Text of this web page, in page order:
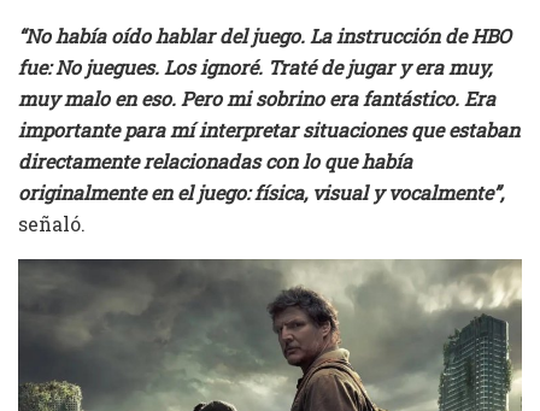
“No había oído hablar del juego. La instrucción de HBO
fue: No juegues. Los ignoré. Traté de jugar y era muy,
muy malo en eso. Pero mi sobrino era fantástico. Era
importante para mí interpretar situaciones que estaban
directamente relacionadas con lo que había
originalmente en el juego: física, visual y vocalmente”,
señaló.